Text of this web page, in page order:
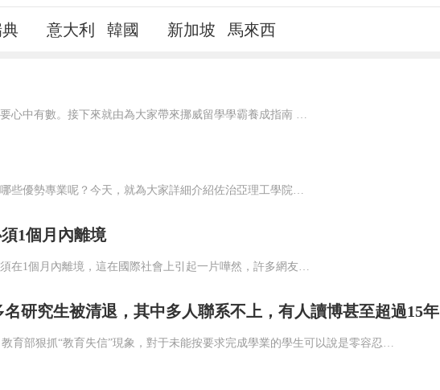
意大利 韓國 新加坡
馬來西
佐治亞理工學院開設了許多專業，其中有很多都名類前茅。那么該學院有哪些優勢專業呢？今天，就為大家詳細介紹佐治亞理工學院的優勢專業，感興趣的小伙伴一起來看看吧！佐治亞理工學院優勢專業1.商學院優勢專業：生產管理專業佐治亞理工學院生產管理是為期兩年的碩士課程，將教學生如何運用可持續系統設計和持續改進等基本...
1個月內離境
名研究生被清退，其中多人聯系不上，有人讀博甚至超過15年